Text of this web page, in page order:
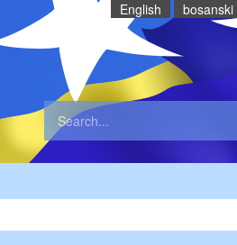
English bosanski